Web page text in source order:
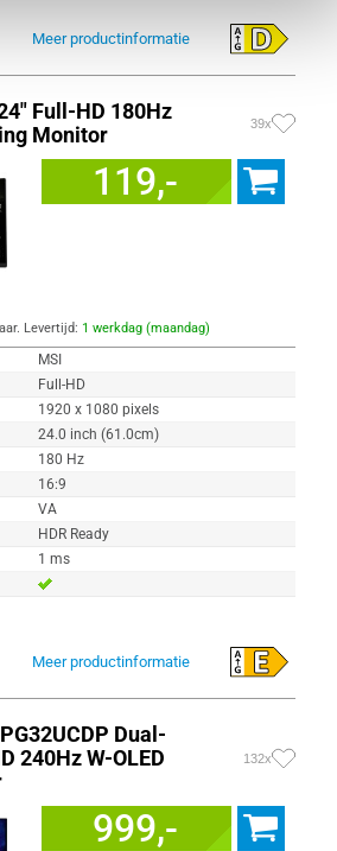
Meer productinformatie
Full-HD 180Hz
Monitor
39x
119,-
Levertijd: 1 werkdag (maandag)
MSI
Full-HD
1920 x 1080 pixels
24.0 inch (61.0cm)
180 Hz
16:9
VA
HDR Ready
1 ms
Meer productinformatie
Dual-
240Hz W-OLED
132x
999,-